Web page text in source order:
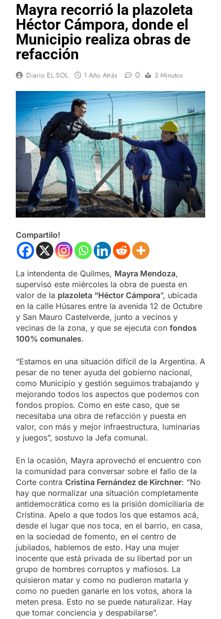
Mayra recorrió la plazoleta
Héctor Cámpora, donde el
Municipio realiza obras de
refacción
Diario EL SOL 1 Año Atrás 0 3 Minutos
Compartilo!
La intendenta de Quilmes, Mayra Mendoza,
supervisó este miércoles la obra de puesta en
valor de la plazoleta “Héctor Cámpora”, ubicada
en la calle Húsares entre la avenida 12 de Octubre
y San Mauro Castelverde, junto a vecinos y
vecinas de la zona, y que se ejecuta con fondos
100% comunales.
“Estamos en una situación difícil de la Argentina. A
pesar de no tener ayuda del gobierno nacional,
como Municipio y gestión seguimos trabajando y
mejorando todos los aspectos que podemos con
fondos propios. Como en este caso, que se
necesitaba una obra de refacción y puesta en
valor, con más y mejor infraestructura, luminarias
y juegos”, sostuvo la Jefa comunal.
En la ocasión, Mayra aprovechó el encuentro con
la comunidad para conversar sobre el fallo de la
Corte contra Cristina Fernández de Kirchner: “No
hay que normalizar una situación completamente
antidemocrática como es la prisión domiciliaria de
Cristina. Apelo a que todos los que estamos acá,
desde el lugar que nos toca, en el barrio, en casa,
en la sociedad de fomento, en el centro de
jubilados, hablemos de esto. Hay una mujer
inocente que está privada de su libertad por un
grupo de hombres corruptos y mafiosos. La
quisieron matar y como no pudieron matarla y
como no pueden ganarle en los votos, ahora la
meten presa. Esto no se puede naturalizar. Hay
que tomar conciencia y despabilarse”.